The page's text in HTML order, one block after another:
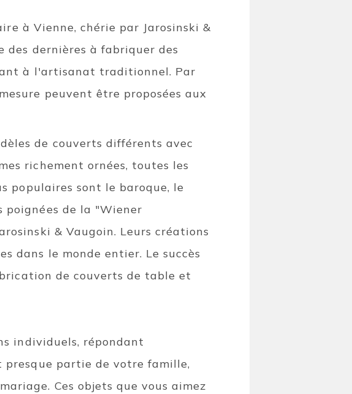
à Vienne, chérie par Jarosinski &
des dernières à fabriquer des
à l'artisanat traditionnel. Par
peuvent être proposées aux
de couverts différents avec
richement ornées, toutes les
populaires sont le baroque, le
poignées de la "Wiener
& Vaugoin. Leurs créations
dans le monde entier. Le succès
de couverts de table et
individuels, répondant
partie de votre famille,
Ces objets que vous aimez